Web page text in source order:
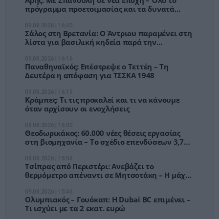
πρόγραμμα προετοιμασίας και τα δυνατά
Σάλος στη Βρετανία: Ο Άντριου παραμένει στη
λίστα για βασιλική κηδεία παρά την
Παναθηναϊκός: Επέστρεψε ο Τεττέη – Τη
Δευτέρα η απόφαση για ΤΣΣΚΑ 1948
Κράμπες: Τι τις προκαλεί και τι να κάνουμε
όταν αρχίσουν οι ενοχλήσεις
Θεοδωρικάκος: 60.000 νέες θέσεις εργασίας
στη βιομηχανία – Το σχέδιο επενδύσεων 3,7
Τσίπρας από Περιστέρι: Ανεβάζει το
θερμόμετρο απέναντι σε Μητσοτάκη – Η μάχη
Ολυμπιακός – Γουόκαπ: Η Dubai BC επιμένει –
Τι ισχύει με τα 2 εκατ. ευρώ